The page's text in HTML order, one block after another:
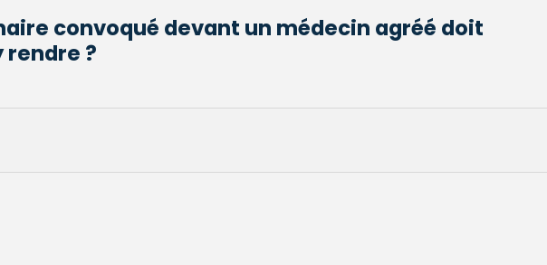
convoqué devant un médecin agréé doit
rendre ?